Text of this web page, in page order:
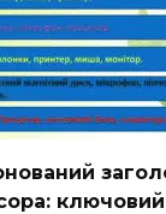
ключовий